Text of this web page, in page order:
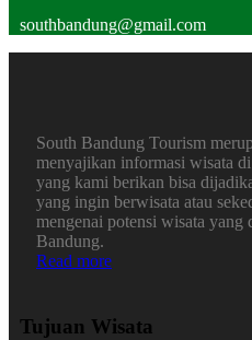
southbandung@gmail.com
South Bandung Tourism
menyajikan informasi wisata
yang kami berikan bisa
yang ingin berwisata atau
mengenai potensi wisata
Bandung.
Read more
Tujuan Wisata